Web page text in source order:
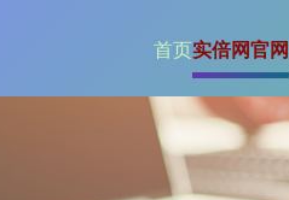
首页实倍网官网